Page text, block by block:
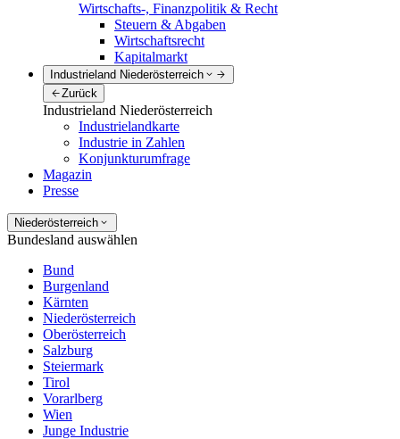
Wirtschafts-, Finanzpolitik & Recht
Steuern & Abgaben
Wirtschaftsrecht
Kapitalmarkt
Industrieland Niederösterreich
Zurück
Industrieland Niederösterreich
Industrielandkarte
Industrie in Zahlen
Konjunkturumfrage
Magazin
Presse
Niederösterreich
Bundesland auswählen
Bund
Burgenland
Kärnten
Niederösterreich
Oberösterreich
Salzburg
Steiermark
Tirol
Vorarlberg
Wien
Junge Industrie